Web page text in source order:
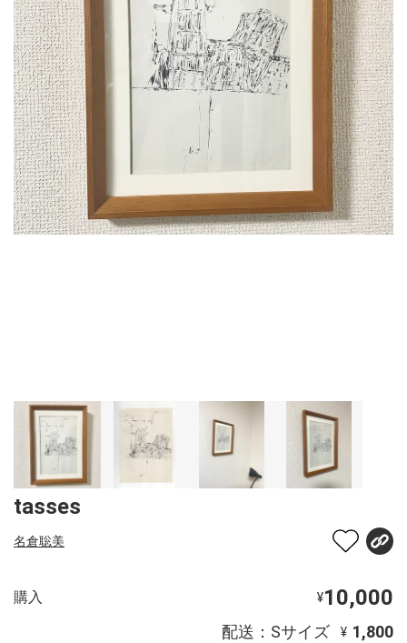
tasses
名倉聡美
購入 ¥10,000
配送：Sサイズ ¥ 1,800